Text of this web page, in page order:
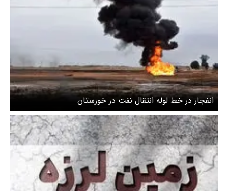
انفجار در خط لوله انتقال نفت در خوزستان